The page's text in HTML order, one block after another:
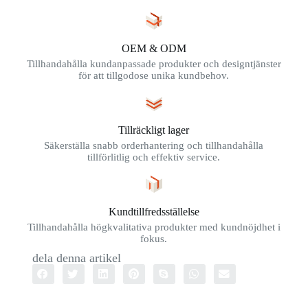
OEM & ODM
Tillhandahålla kundanpassade produkter och designtjänster
för att tillgodose unika kundbehov.
Tillräckligt lager
Säkerställa snabb orderhantering och tillhandahålla
tillförlitlig och effektiv service.
Kundtillfredsställelse
Tillhandahålla högkvalitativa produkter med kundnöjdhet i
fokus.
dela denna artikel